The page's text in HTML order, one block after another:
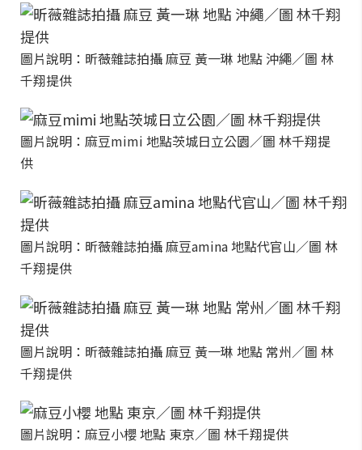
圖片說明：昕薇雜誌拍攝 麻豆 黃一琳 地點 沖繩／圖 林
千翔提供
圖片說明：麻豆mimi 地點茨城日立公園／圖 林千翔提
供
圖片說明：昕薇雜誌拍攝 麻豆amina 地點代官山／圖 林
千翔提供
圖片說明：昕薇雜誌拍攝 麻豆 黃一琳 地點 常州／圖 林
千翔提供
圖片說明：麻豆小櫻 地點 東京／圖 林千翔提供